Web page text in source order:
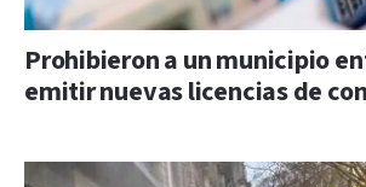
Prohibieron a un municipio
emitir nuevas licencias de